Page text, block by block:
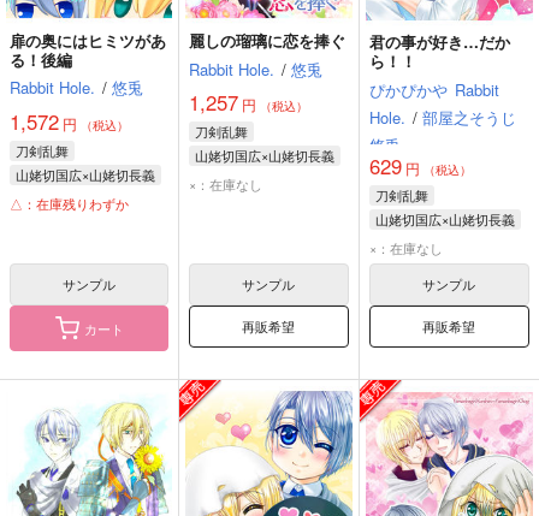
扉の奥にはヒミツがあ
る！後編
Rabbit Hole. / 悠兎
1,572 円 （税込）
刀剣乱舞
山姥切国広×山姥切長義
山姥切国広
△：在庫残りわずか
サンプル
カート
麗しの瑠璃に恋を捧ぐ
Rabbit Hole. / 悠兎
1,257 円 （税込）
刀剣乱舞
山姥切国広×山姥切長義
山姥切国広
×：在庫なし
サンプル
再販希望
君の事が好き…だか
ら！！
ぴかぴかや Rabbit
Hole. / 部屋之そうじ
悠兎
629円 （税込）
刀剣乱舞
山姥切国広×山姥切長義
山姥切国広
山姥切長義
×：在庫なし
サンプル
再販希望